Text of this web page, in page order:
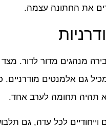
את החתונה עצמה.
מנהגים מדור לדור. מצד
מכיל גם אלמנטים
תהיה תחומה לערב אחד.
וייחודיים לכל עדה, גם